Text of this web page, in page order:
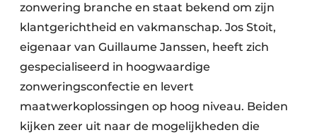
zonwering branche en staat bekend om zijn
klantgerichtheid en vakmanschap. Jos Stoit,
eigenaar van Guillaume Janssen, heeft zich
gespecialiseerd in hoogwaardige
zonweringsconfectie en levert
maatwerkoplossingen op hoog niveau. Beiden
kijken zeer uit naar de mogelijkheden die